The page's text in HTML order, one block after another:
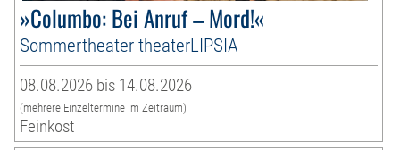
»Columbo: Bei Anruf – Mord!«
Sommertheater theaterLIPSIA
08.08.2026 bis 14.08.2026
(mehrere Einzeltermine im Zeitraum)
Feinkost